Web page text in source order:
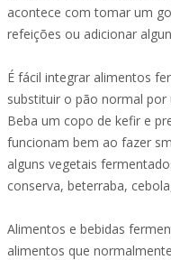
acontece com tomar um
refeições ou adicionar
É fácil integrar alimentos
substituir o pão normal
Beba um copo de kefir e
funcionam bem ao fazer
alguns vegetais
conserva, beterraba,
Alimentos e bebidas
alimentos que